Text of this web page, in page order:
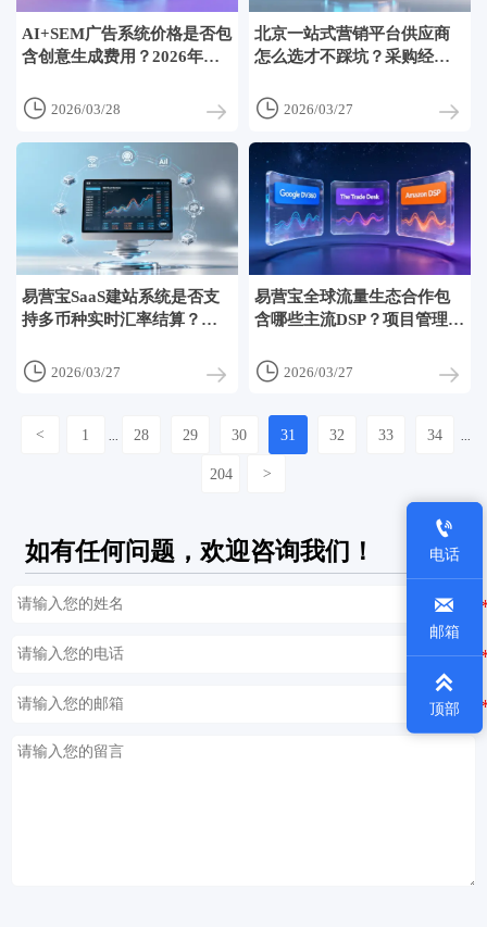
AI+SEM广告系统价格是否包
含创意生成费用？2026年主
计费方式差异对比
 2026/03/28
北京一站式营销平台供应商
怎么选才不踩坑？采购经理
点
 2026/03/27
易营宝SaaS建站系统是否支
持多币种实时汇率结算？跨
说明
 2026/03/27
易营宝全球流量生态合作包
含哪些主流DSP？项目管理者
法
 2026/03/27
< 1 28 29 30 31 32 33 34
204 >
如有任何问题，欢迎咨询我们！

电话

邮箱

顶部